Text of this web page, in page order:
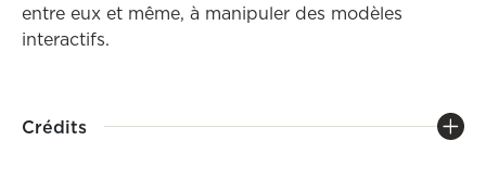
entre eux et même, à manipuler des modèles
interactifs.
Crédits